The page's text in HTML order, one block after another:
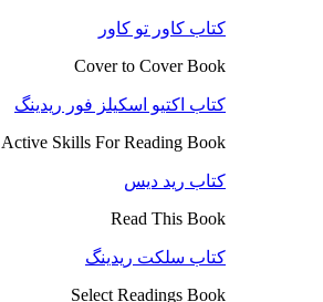
کتاب کاور تو کاور
Cover to Cover Book
کتاب اکتیو اسکیلز فور ریدینگ
Active Skills For Reading Book
کتاب رید دیس
Read This Book
کتاب سلکت ریدینگ
Select Readings Book